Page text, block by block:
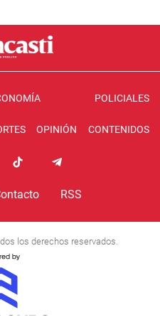
POLICIALES
OPINIÓN CONTENIDOS
RSS
los derechos reservados.